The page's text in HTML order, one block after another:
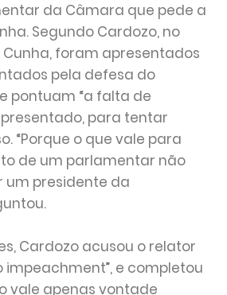
da Câmara que pede a
Segundo Cardozo, no
foram apresentados
pela defesa do
pontuam “a falta de
para tentar
“Porque o que vale para
de um parlamentar não
um presidente da
Cardozo acusou o relator
impeachment”, e completou
vale apenas vontade